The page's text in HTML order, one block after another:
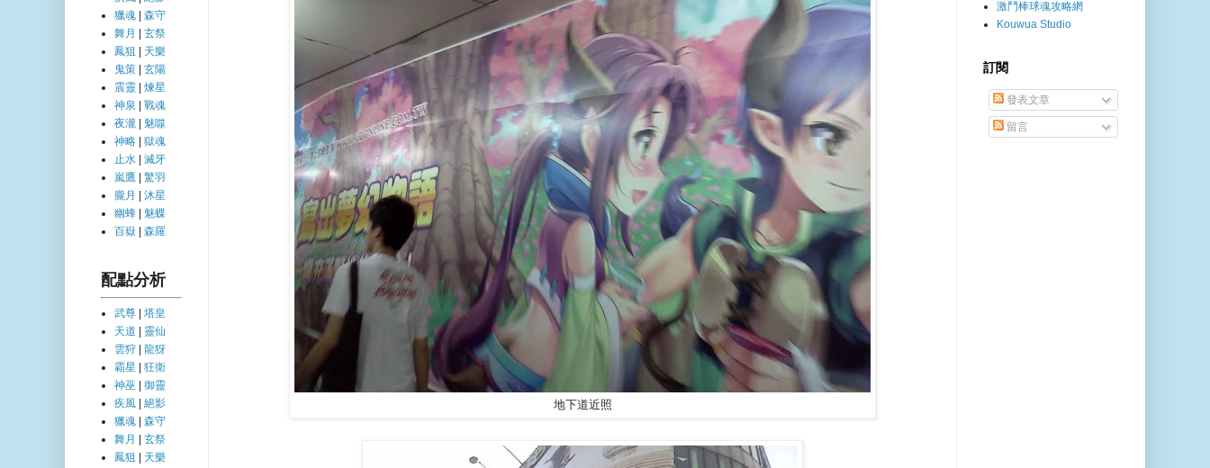
地下道近照
獵魂
森守
舞月
玄祭
鳳狙
天樂
鬼策
玄陽
震靈
煉星
神泉
戰魂
夜瀧
魅噬
神略
獄魂
止水
滅牙
嵐鷹
驚羽
朧月
沐星
幽蜂
魅蝶
百嶽
森羅
配點分析
武尊
塔皇
天道
靈仙
雲狩
龍犽
霸星
狂衛
神巫
御靈
疾風
絕影
獵魂
森守
舞月
玄祭
鳳狙
天樂
激鬥棒球魂攻略網
Kouwua Studio
訂閱
發表文章
留言